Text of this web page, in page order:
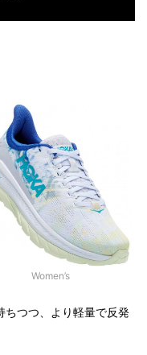
Women’s
ちつつ、より軽量で反発